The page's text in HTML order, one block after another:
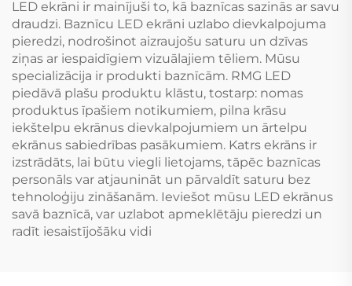
LED ekrāni ir mainījuši to, kā baznīcas sazinās ar savu
draudzi. Baznīcu LED ekrāni uzlabo dievkalpojuma
pieredzi, nodrošinot aizraujošu saturu un dzīvas
ziņas ar iespaidīgiem vizuālajiem tēliem. Mūsu
specializācija ir produkti baznīcām. RMG LED
piedāvā plašu produktu klāstu, tostarp: nomas
produktus īpašiem notikumiem, pilna krāsu
iekštelpu ekrānus dievkalpojumiem un ārtelpu
ekrānus sabiedrības pasākumiem. Katrs ekrāns ir
izstrādāts, lai būtu viegli lietojams, tāpēc baznīcas
personāls var atjaunināt un pārvaldīt saturu bez
tehnoloģiju zināšanām. Ieviešot mūsu LED ekrānus
savā baznīcā, var uzlabot apmeklētāju pieredzi un
radīt iesaistījošāku vidi